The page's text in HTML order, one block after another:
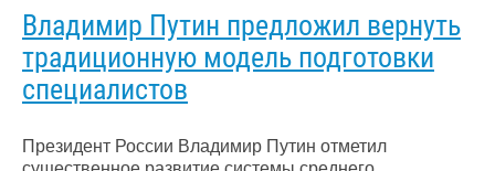
Владимир Путин предложил вернуть
традиционную модель подготовки
специалистов
Президент России Владимир Путин отметил